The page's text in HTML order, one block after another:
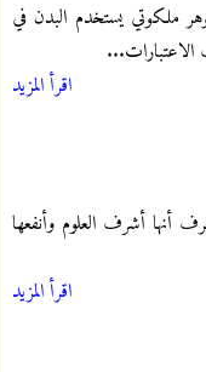
ملكوتي يستخدم البدن في
الاعتبارات...
اقرأ المزيد
أنها أشرف العلوم وأنفعها
اقرأ المزيد